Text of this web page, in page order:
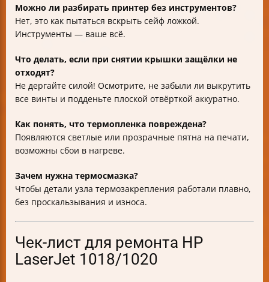
Можно ли разбирать принтер без инструментов?
Нет, это как пытаться вскрыть сейф ложкой.
Инструменты — ваше всё.
Что делать, если при снятии крышки защёлки не
отходят?
Не дергайте силой! Осмотрите, не забыли ли выкрутить
все винты и подденьте плоской отвёрткой аккуратно.
Как понять, что термопленка повреждена?
Появляются светлые или прозрачные пятна на печати,
возможны сбои в нагреве.
Зачем нужна термосмазка?
Чтобы детали узла термозакрепления работали плавно,
без проскальзывания и износа.
Чек-лист для ремонта HP
LaserJet 1018/1020